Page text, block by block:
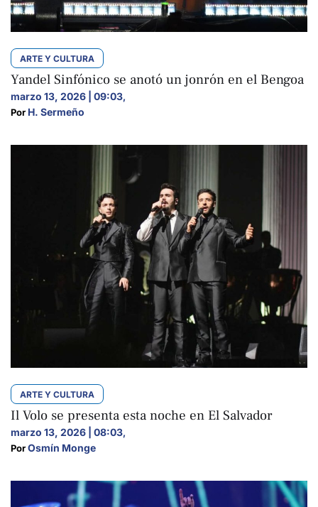
ARTE Y CULTURA
Yandel Sinfónico se anotó un jonrón en el Bengoa
marzo 13, 2026 | 09:03,
Por H. Sermeño
ARTE Y CULTURA
Il Volo se presenta esta noche en El Salvador
marzo 13, 2026 | 08:03,
Por Osmín Monge